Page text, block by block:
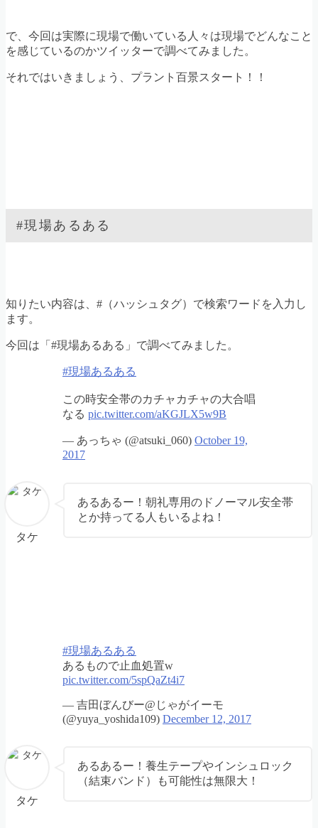
で、今回は実際に現場で働いている人々は現場でどんなこと
を感じているのかツイッターで調べてみました。
それではいきましょう、プラント百景スタート！！
#現場あるある
知りたい内容は、#（ハッシュタグ）で検索ワードを入力し
ます。
今回は「#現場あるある」で調べてみました。
#現場あるある
この時安全帯のカチャカチャの大合唱
なる pic.twitter.com/aKGJLX5w9B
— あっちゃ (@atsuki_060) October 19,
2017
タケ
あるあるー！朝礼専用のドノーマル安全帯
とか持ってる人もいるよね！
#現場あるある
あるもので止血処置w
pic.twitter.com/5spQaZt4i7
— 吉田ぼんびー@じゃがイーモ
(@yuya_yoshida109) December 12, 2017
タケ
あるあるー！養生テープやインシュロック
（結束バンド）も可能性は無限大！